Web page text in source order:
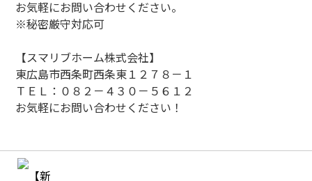
お気軽にお問い合わせください。
※秘密厳守対応可
【スマリブホーム株式会社】
東広島市西条町西条東１２７８－１
ＴＥＬ：０８２－４３０－５６１２
お気軽にお問い合わせください！